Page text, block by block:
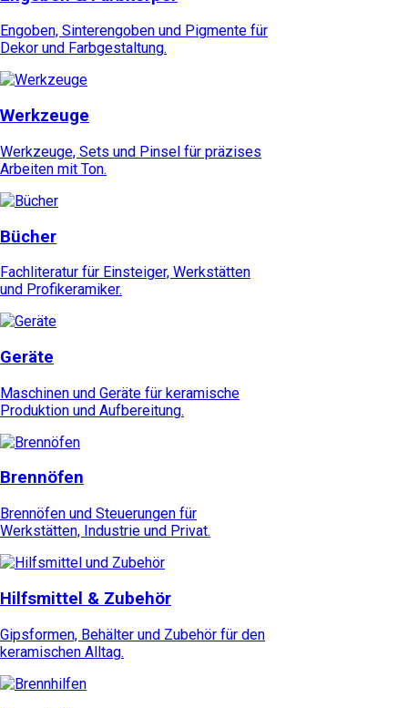
Engoben, Sinterengoben und Pigmente für
Dekor und Farbgestaltung.
Werkzeuge
Werkzeuge, Sets und Pinsel für präzises
Arbeiten mit Ton.
Bücher
Fachliteratur für Einsteiger, Werkstätten
und Profikeramiker.
Geräte
Maschinen und Geräte für keramische
Produktion und Aufbereitung.
Brennöfen
Brennöfen und Steuerungen für
Werkstätten, Industrie und Privat.
Hilfsmittel & Zubehör
Gipsformen, Behälter und Zubehör für den
keramischen Alltag.